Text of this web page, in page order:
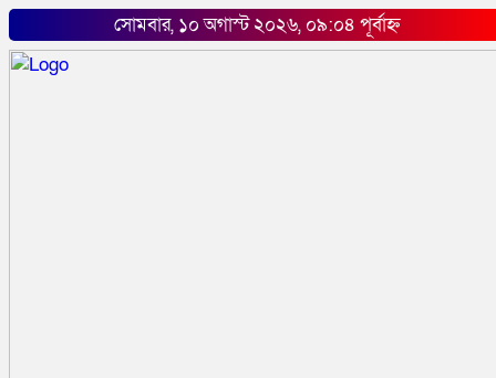
সোমবার, ১০ অগাস্ট ২০২৬, ০৯:০৪ পূর্বাহ্ন